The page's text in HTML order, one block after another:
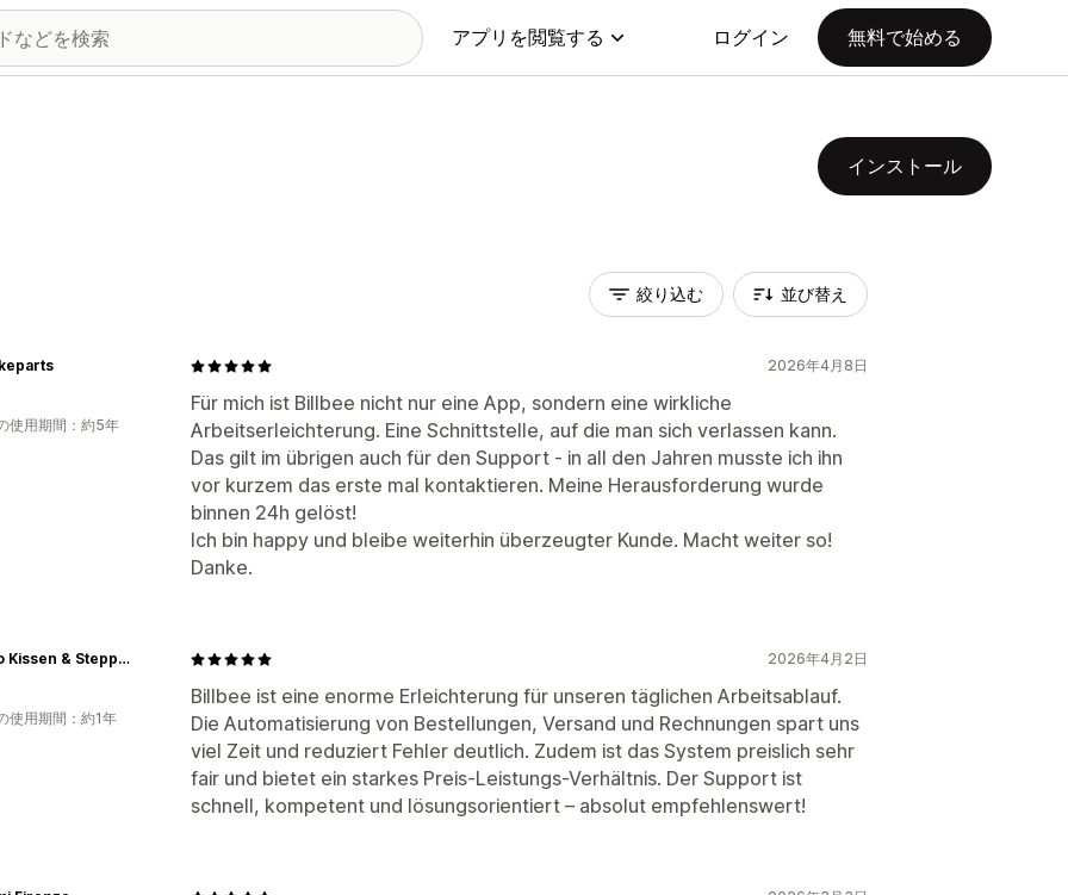
アプリを閲覧する ログイン 無料で始める
インストール
絞り込む 並び替え
2026年4月8日
Für mich ist Billbee nicht nur eine App, sondern eine wirkliche
Arbeitserleichterung. Eine Schnittstelle, auf die man sich verlassen kann.
Das gilt im übrigen auch für den Support - in all den Jahren musste ich ihn
vor kurzem das erste mal kontaktieren. Meine Herausforderung wurde
binnen 24h gelöst!
Ich bin happy und bleibe weiterhin überzeugter Kunde. Macht weiter so!
Danke.
使用期間：約5年
2026年4月2日
Billbee ist eine enorme Erleichterung für unseren täglichen Arbeitsablauf.
Die Automatisierung von Bestellungen, Versand und Rechnungen spart uns
viel Zeit und reduziert Fehler deutlich. Zudem ist das System preislich sehr
fair und bietet ein starkes Preis-Leistungs-Verhältnis. Der Support ist
schnell, kompetent und lösungsorientiert – absolut empfehlenswert!
Merino Kissen & Steppbetten Manufaktur
使用期間：約1年